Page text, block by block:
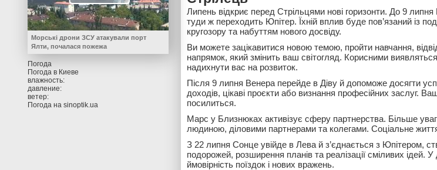
Липень відкриє перед Стрільцями нові горизонти. До 9
туди ж переходить Юпітер. Їхній вплив буде пов’язаний із
кругозору та набуттям нового досвіду.
Ви можете зацікавитися новою темою, пройти навчання,
напрямок, який змінить ваш світогляд. Корисними
надихнути вас на розвиток.
Після 9 липня Венера перейде в Діву й допоможе досягти
доходів, цікаві проєкти або визнання професійних заслуг.
посилиться.
Марс у Близнюках активізує сферу партнерства. Більше
людиною, діловими партнерами та колегами. Соціальне
З 22 липня Сонце увійде в Лева й з’єднається з Юпітером,
подорожей, розширення планів та реалізації сміливих ідей. У
ймовірність поїздок і нових вражень.
Морські дрони ЗСУ атакували порт
Ялти, почалася пожежа
Погода
Погода в Киеве
влажность:
давление:
ветер:
Погода на sinoptik.ua